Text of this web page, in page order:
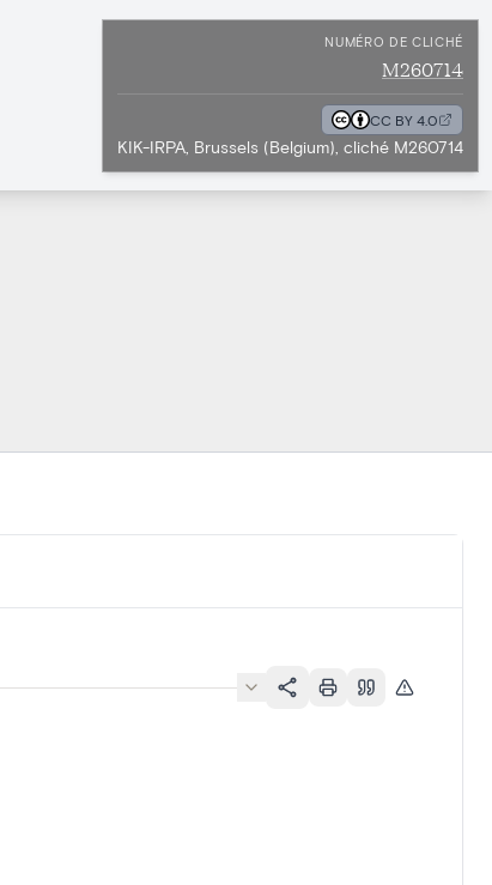
NUMÉRO DE CLICHÉ
M260714
CC BY 4.0
KIK-IRPA, Brussels (Belgium), cliché M260714